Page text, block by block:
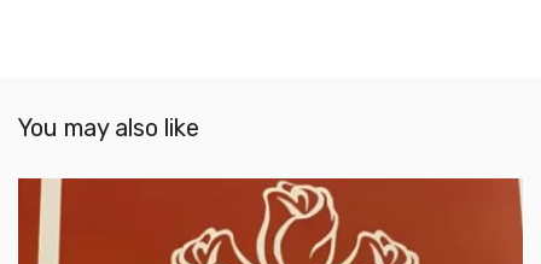
You may also like